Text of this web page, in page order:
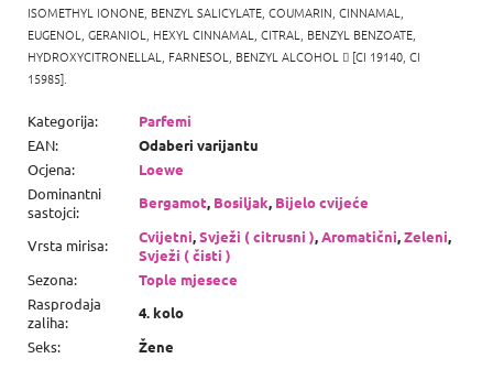
ISOMETHYL IONONE, BENZYL SALICYLATE, COUMARIN, CINNAMAL,
EUGENOL, GERANIOL, HEXYL CINNAMAL, CITRAL, BENZYL BENZOATE,
HYDROXYCITRONELLAL, FARNESOL, BENZYL ALCOHOL  [CI 19140, CI
15985].
Kategorija:
Parfemi
EAN:
Odaberi varijantu
Ocjena:
Loewe
Dominantni
sastojci:
Bergamot, Bosiljak, Bijelo cvijeće
Vrsta mirisa: Cvijetni,Svježi ( citrusni ),Aromatični,Zeleni,
Svježi ( čisti )
Sezona:
Tople mjesece
Rasprodaja
zaliha:
4. kolo
Seks: Žene